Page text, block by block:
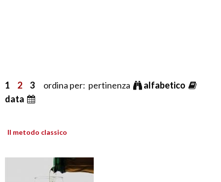
1 2 3ordina per: pertinenza
alfabetico
data
Il metodo classico